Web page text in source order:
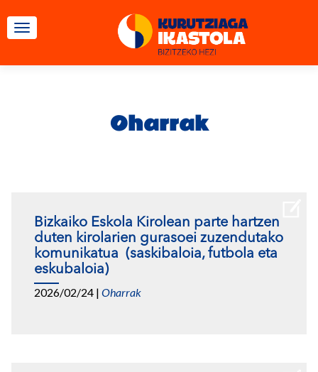
TOGGLE NAVIGATION
Oharrak
Bizkaiko Eskola Kirolean parte hartzen
duten kirolarien gurasoei zuzendutako
komunikatua (saskibaloia, futbola eta
eskubaloia)
2026/02/24 | Oharrak